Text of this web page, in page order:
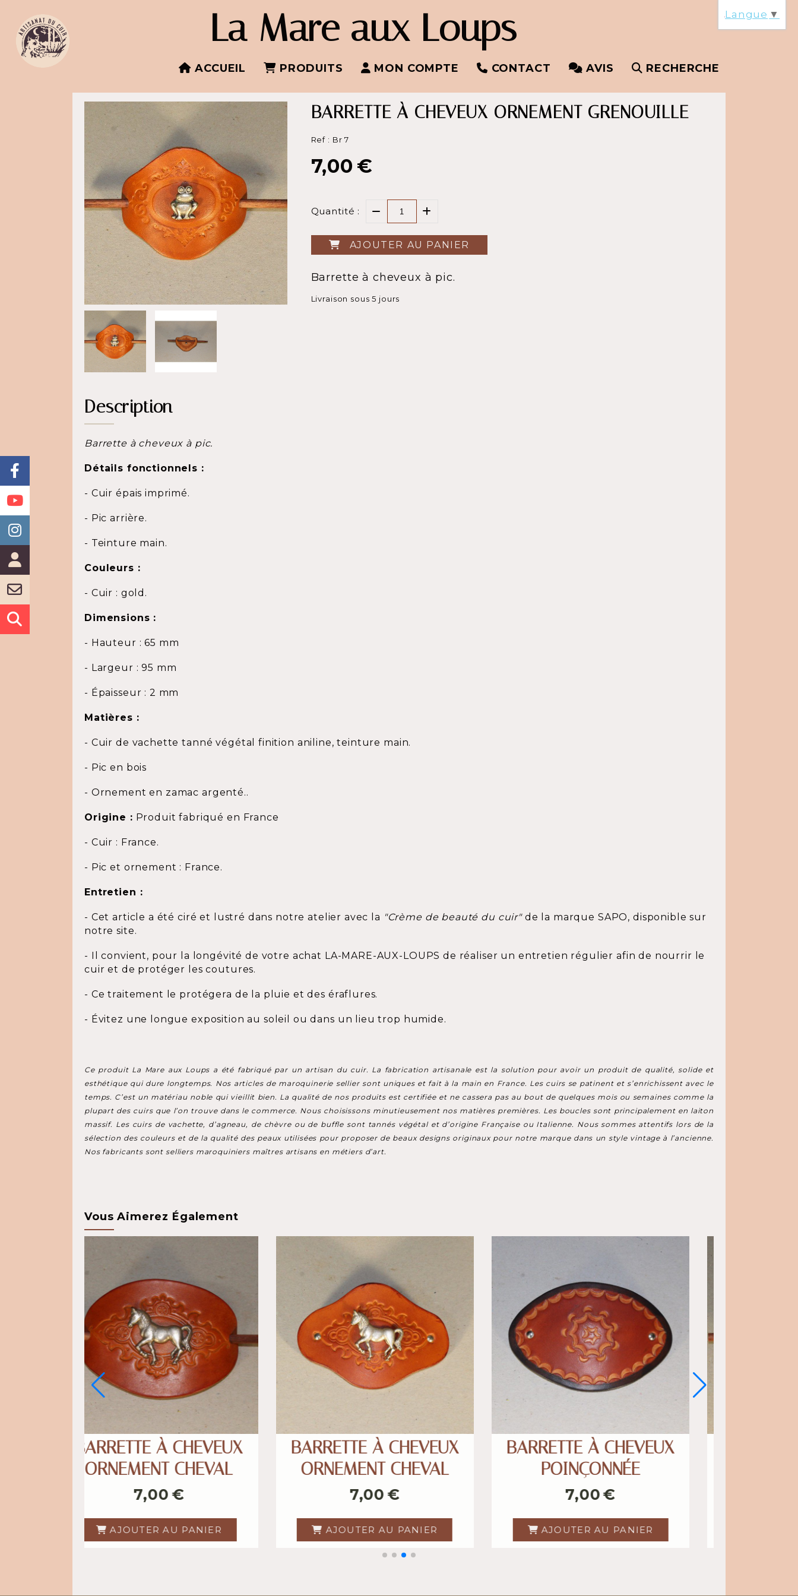
La Mare aux Loups
ACCUEIL PRODUITS MON COMPTE CONTACT AVIS RECHERCHE
BARRETTE À CHEVEUX ORNEMENT GRENOUILLE
Ref : Br 7
7,00 €
Quantité :
AJOUTER AU PANIER
Barrette à cheveux à pic.
Livraison sous 5 jours
Description
Barrette à cheveux à pic.
Détails fonctionnels :
- Cuir épais imprimé.
- Pic arrière.
- Teinture main.
Couleurs :
- Cuir : gold.
Dimensions :
- Hauteur : 65 mm
- Largeur : 95 mm
- Épaisseur : 2 mm
Matières :
- Cuir de vachette tanné végétal finition aniline, teinture main.
- Pic en bois
- Ornement en zamac argenté..
Origine : Produit fabriqué en France
- Cuir : France.
- Pic et ornement : France.
Entretien :
- Cet article a été ciré et lustré dans notre atelier avec la "Crème de beauté du cuir"de la marque SAPO, disponible sur
notre site.
- Il convient, pour la longévité de votre achat LA-MARE-AUX-LOUPS de réaliser un entretien régulier afin de nourrir le
cuir et de protéger les coutures.
- Ce traitement le protégera de la pluie et des éraflures.
- Évitez une longue exposition au soleil ou dans un lieu trop humide.
Ce produit La Mare aux Loups a été fabriqué par un artisan du cuir. La fabrication artisanale est la solution pour avoir un produit de qualité, solide et
esthétique qui dure longtemps. Nos articles de maroquinerie sellier sont uniques et fait à la main en France. Les cuirs se patinent et s’enrichissent avec le
temps. C’est un matériau noble qui vieillit bien. La qualité de nos produits est certifiée et ne cassera pas au bout de quelques mois ou semaines comme la
plupart des cuirs que l’on trouve dans le commerce. Nous choisissons minutieusement nos matières premières. Les boucles sont principalement en laiton
massif. Les cuirs de vachette, d’agneau, de chèvre ou de buffle sont tannés végétal et d’origine Française ou Italienne. Nous sommes attentifs lors de la
sélection des couleurs et de la qualité des peaux utilisées pour proposer de beaux designs originaux pour notre marque dans un style vintage à l’ancienne.
Nos fabricants sont selliers maroquiniers maîtres artisans en métiers d’art.
Vous Aimerez Également
À CHEVEUX
POINÇONNÉE
AJOUTER AU PANIER
BARRETTE À CHEVEUX
ORNEMENT CHEVAL
AJOUTER AU PANIER
BARRETTE À CHEVEUX
ORNEMENT CHEVAL
AJOUTER AU PANIER
BARRETTE À
Langue ▼